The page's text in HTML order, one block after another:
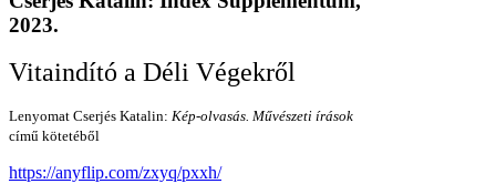
2023.
Vitaindító a Déli Végekről
Lenyomat Cserjés Katalin: Kép-olvasás. Művészeti írások
című kötetéből
https://anyflip.com/zxyq/pxxh/